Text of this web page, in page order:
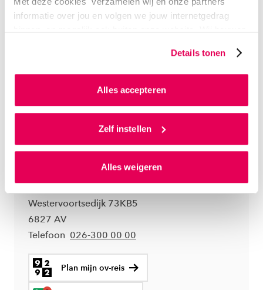
informatie over jou en volgen we jouw internetgedrag
binnen, en mogelijk ook buiten onze website. Wij bouwen
website en communicatie aan op jouw voorkeuren. Ook
kunnen we zo gerichte advertenties laten zien op basis
van jouw internetgedrag.
Als je op ‘Alles accepteren’ klikt dan geef je ons
toestemming om cookies voor social media en
gepersonaliseerde advertenties te plaatsen. Lees
cookiestatement. Via ‘Zelf instellen’ kun je ook zelf
instellen welke cookies we plaatsen. Je kunt je
toestemming altijd wijzigen of intrekken via
Details tonen
Alles accepteren
Zelf instellen
Alles weigeren
Arnhem
HAN Campus Arnhem
Westervoortsedijk 73KB5
6827 AV
Telefoon 026-300 00 00
Plan mijn ov-reis